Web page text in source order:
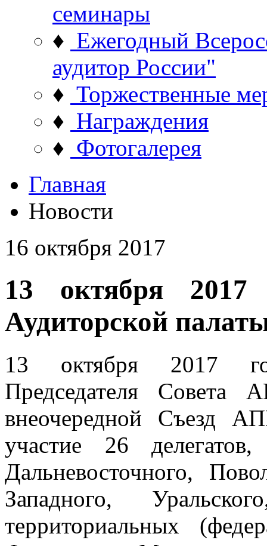
семинары
♦ Ежегодный
аудитор России"
♦ Торжественные
♦ Награждения
♦ Фотогалерея
Главная
Новости
16 октября 2017
13 октября 2017
Аудиторской
13 октября 2017
Председателя Совета
внеочередной Съезд
участие 26
Дальневосточного,
Западного,
территориальных